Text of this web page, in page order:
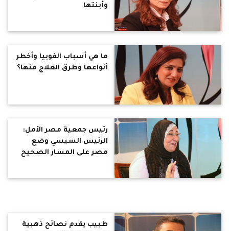
وأبنتها
ما هي أسباب الفوبيا وأخطر
أنواعها وطرق العلاج منها؟
رئيس جمعية مصر الأمل:
الرئيس السيسي وضع
مصر على المسار الصحيح
طبيب يقدم نصائح ذهبية